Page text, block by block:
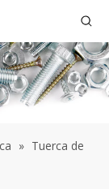
» Tuerca de